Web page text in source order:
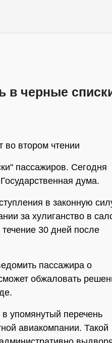
в черные
во втором чтении
пассажиров. Сегодня
дума.
в законную
за хулиганство в
30 дней после
пассажира о
обжаловать
упомянутый перечень
авиакомпании. Такой